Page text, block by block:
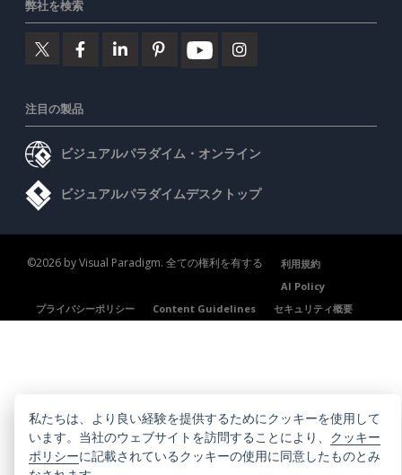
弊社を検索
注目の製品
ビジュアルパラダイム・オンライン
ビジュアルパラダイムデスクトップ
©2026 by Visual Paradigm. 全ての権利を有する
利用規約
AI Policy
プライバシーポリシー
Content Guidelines セキュリティ概要
私たちは、より良い経験を提供するためにクッキーを使用して
います。当社のウェブサイトを訪問することにより、 クッキー
ポリシーに記載されているクッキーの使用に同意したものとみ